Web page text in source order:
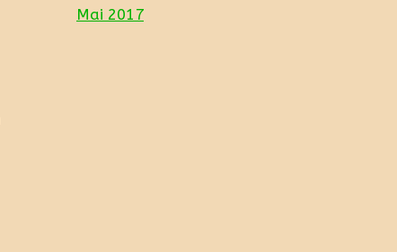
Mai 2017